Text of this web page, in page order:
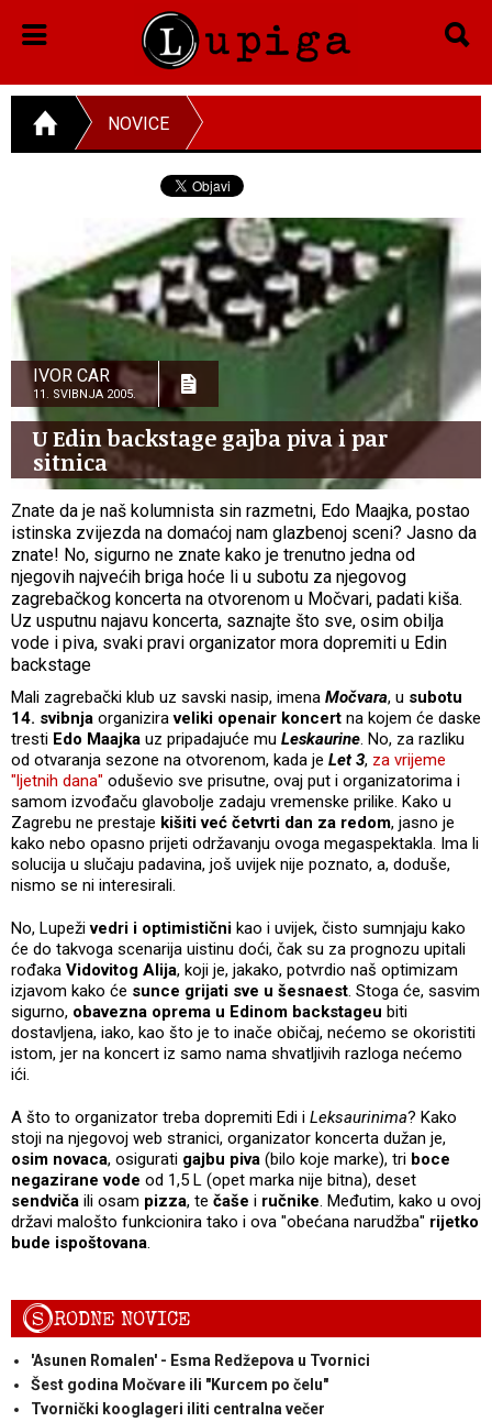
NOVICE
IVOR CAR
11. SVIBNJA 2005.
U Edin backstage gajba piva i par
sitnica
Znate da je naš kolumnista sin razmetni, Edo Maajka, postao
istinska zvijezda na domaćoj nam glazbenoj sceni? Jasno da
znate! No, sigurno ne znate kako je trenutno jedna od
njegovih najvećih briga hoće li u subotu za njegovog
zagrebačkog koncerta na otvorenom u Močvari, padati kiša.
Uz usputnu najavu koncerta, saznajte što sve, osim obilja
vode i piva, svaki pravi organizator mora dopremiti u Edin
backstage
Mali zagrebački klub uz savski nasip, imena Močvara, u subotu
14. svibnja organiziraveliki openair koncert na kojem će daske
tresti Edo Maajka uz pripadajuće mu Leskaurine. No, za razliku
od otvaranja sezone na otvorenom, kada je Let 3, za vrijeme
"ljetnih dana" oduševio sve prisutne, ovaj put i organizatorima i
samom izvođaču glavobolje zadaju vremenske prilike. Kako u
Zagrebu ne prestaje kišiti već četvrti dan za redom, jasno je
kako nebo opasno prijeti održavanju ovoga megaspektakla. Ima li
solucija u slučaju padavina, još uvijek nije poznato, a, doduše,
nismo se ni interesirali.
No, Lupeživedri i optimistični kao i uvijek, čisto sumnjaju kako
će do takvoga scenarija uistinu doći, čak su za prognozu upitali
rođaka Vidovitog Alija, koji je, jakako, potvrdio naš optimizam
izjavom kako će sunce grijati sve u šesnaest. Stoga će, sasvim
sigurno, obavezna oprema u Edinom backstageu biti
dostavljena, iako, kao što je to inače običaj, nećemo se okoristiti
istom, jer na koncert iz samo nama shvatljivih razloga nećemo
ići.
A što to organizator treba dopremiti Edi i Leksaurinima? Kako
stoji na njegovoj web stranici, organizator koncerta dužan je,
osim novaca, osigurati gajbu piva (bilo koje marke), tri boce
negazirane vode od 1,5 L (opet marka nije bitna), deset
sendviča ili osam pizza, te čaše i ručnike. Međutim, kako u ovoj
državi malošto funkcionira tako i ova "obećana narudžba" rijetko
bude ispoštovana.
SRODNE NOVICE
'Asunen Romalen' - Esma Redžepova u Tvornici
Šest godina Močvare ili "Kurcem po čelu"
Tvornički kooglageri iliti centralna večer